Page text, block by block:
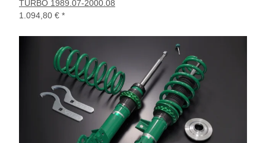
TURBO 1989.07-2000.08
1.094,80 € *